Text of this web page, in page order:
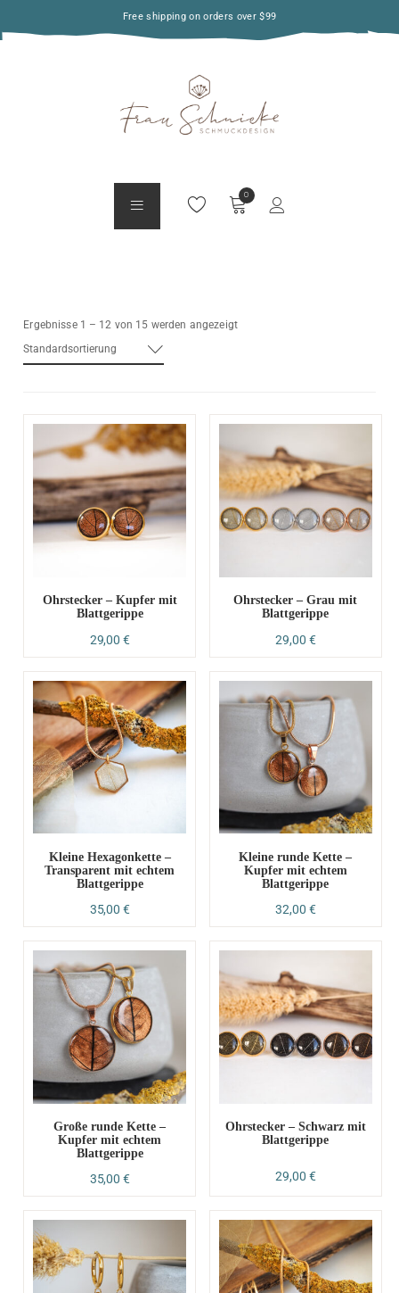
Free shipping on orders over $99
Ergebnisse 1 – 12 von 15 werden angezeigt
Standardsortierung
Ohrstecker – Kupfer mit
Blattgerippe
29,00 €
Ohrstecker – Grau mit
Blattgerippe
29,00 €
Kleine Hexagonkette –
Transparent mit echtem
Blattgerippe
35,00 €
Kleine runde Kette –
Kupfer mit echtem
Blattgerippe
32,00 €
Große runde Kette –
Kupfer mit echtem
Blattgerippe
35,00 €
Ohrstecker – Schwarz mit
Blattgerippe
29,00 €